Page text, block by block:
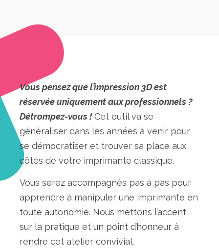
Vous pensez que l’impression 3D est
réservée uniquement aux professionnels ?
Détrompez-vous !Cet outil va se
généraliser dans les années à venir pour
se démocratiser et trouver sa place aux
côtés de votre imprimante classique.
Vous serez accompagnés pas à pas pour
apprendre à manipuler une imprimante en
toute autonomie. Nous mettons l’accent
sur la pratique et un point d’honneur à
rendre cet atelier convivial.